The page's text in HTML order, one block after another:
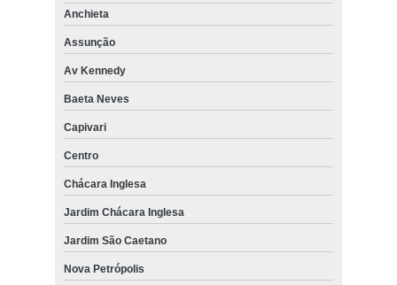
Anchieta
Assunção
Av Kennedy
Baeta Neves
Capivari
Centro
Chácara Inglesa
Jardim Chácara Inglesa
Jardim São Caetano
Nova Petrópolis